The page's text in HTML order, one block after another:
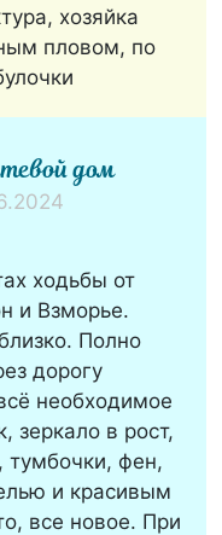
хозяйка
пловом, по
дом
ходьбы от
и Взморье.
Полно
дорогу
необходимое
зеркало в рост,
тумбочки, фен,
и красивым
все новое. При